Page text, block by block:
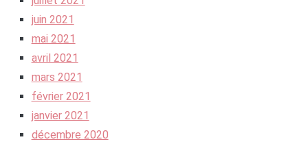
juin 2021
mai 2021
avril 2021
mars 2021
février 2021
janvier 2021
décembre 2020